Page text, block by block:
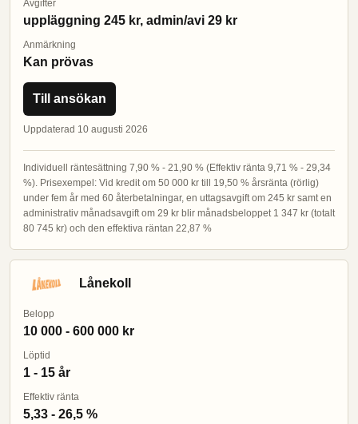
Avgifter
uppläggning 245 kr, admin/avi 29 kr
Anmärkning
Kan prövas
Till ansökan
Uppdaterad 10 augusti 2026
Individuell räntesättning 7,90 % - 21,90 % (Effektiv ränta 9,71 % - 29,34
%). Prisexempel: Vid kredit om 50 000 kr till 19,50 % årsränta (rörlig)
under fem år med 60 återbetalningar, en uttagsavgift om 245 kr samt en
administrativ månadsavgift om 29 kr blir månadsbeloppet 1 347 kr (totalt
80 745 kr) och den effektiva räntan 22,87 %
Lånekoll
Belopp
10 000 - 600 000 kr
Löptid
1 - 15 år
Effektiv ränta
5,33 - 26,5 %